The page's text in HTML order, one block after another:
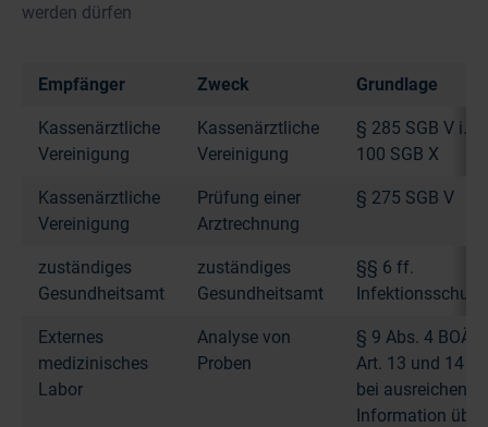
werden dürfen
Empfänger Zweck Grundlage
Kassenärztliche
Vereinigung
Kassenärztliche
Vereinigung
§ 285 SGB V i.
100 SGB X
Kassenärztliche
Vereinigung
Prüfung einer
Arztrechnung
§ 275 SGB V
zuständiges
Gesundheitsamt
zuständiges
Gesundheitsamt
§§ 6 ff.
Externes
medizinisches
Labor
Analyse von
Proben
§ 9 Abs. 4 BOÄK
Art. 13 und 14
bei
Information über